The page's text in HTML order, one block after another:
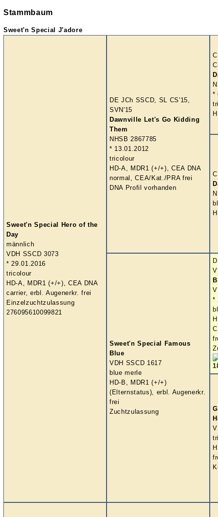
Stammbaum
Sweet'n Special J'adore
Sweet'n Special Hero of the
Day
männlich
VDH SSCD 3073
* 29.01.2016
tricolour
HD-A, MDR1 (+/+), CEA DNA
carrier, erbl. Augenerkr. frei
Einzelzuchtzulassung
276095610099821
DE JCh SSCD, SL CS'15,
SVN'15
Dawnville Let's Go Kidding
Them
NHSB 2867785
* 13.01.2012
tricolour
HD-A, MDR1 (+/+), CEA DNA
normal, CEA/Kat./PRA frei
DNA Profil vorhanden
*
Sweet'n Special Famous
Blue
VDH SSCD 1617
blue merle
HD-B, MDR1 (+/+)
(Elternstatus), erbl. Augenerkr.
frei
Zuchtzulassung
*